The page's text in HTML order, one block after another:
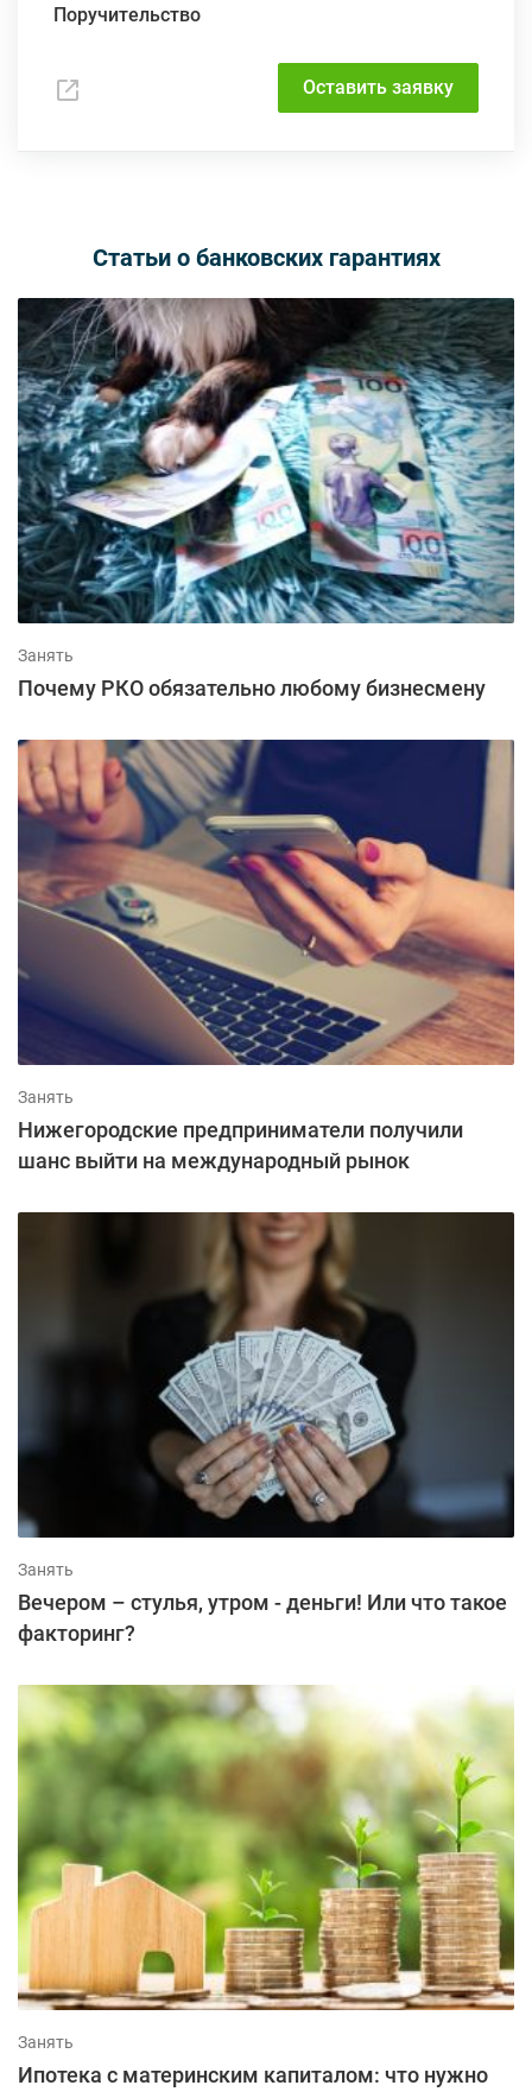
Поручительство
Оставить заявку
Статьи о банковских гарантиях
Занять
Почему РКО обязательно любому бизнесмену
Занять
Нижегородские предприниматели получили
шанс выйти на международный рынок
Занять
Вечером – стулья, утром - деньги! Или что такое
факторинг?
Занять
Ипотека с материнским капиталом: что нужно